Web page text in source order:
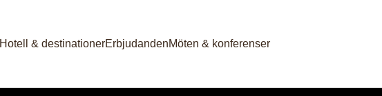
Hotell & destinationerErbjudandenMöten & konferenser